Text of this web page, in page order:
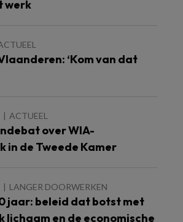
werk
‘Kom van dat
ACTUEEL
over WIA-
in de Tweede Kamer
LANGER DOORWERKEN
jaar: beleid dat botst met
lichaam en de economische